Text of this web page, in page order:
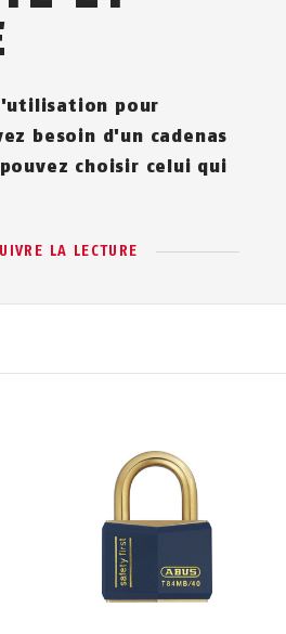
pour
besoin d'un cadenas
choisir celui qui
LA LECTURE